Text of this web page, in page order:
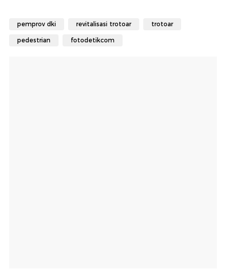
pemprov dki revitalisasi trotoar trotoar
pedestrian fotodetikcom